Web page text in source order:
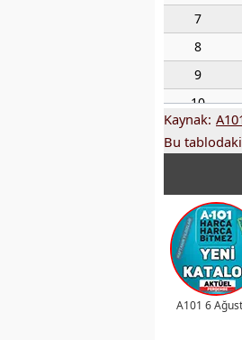
7
8
9
10
11
12
14
15
16
17
Kaynak:
Bu
A101 6